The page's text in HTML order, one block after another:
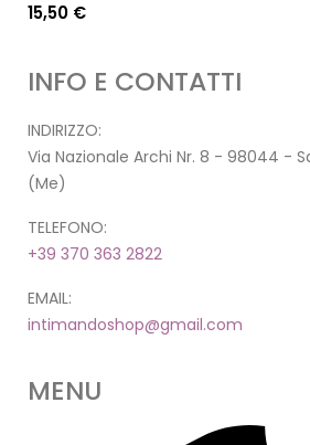
15,50 €
INFO E CONTATTI
INDIRIZZO:
Via Nazionale Archi Nr. 8 - 98044 -
(Me)
TELEFONO:
+39 370 363 2822
EMAIL:
intimandoshop@gmail.com
MENU